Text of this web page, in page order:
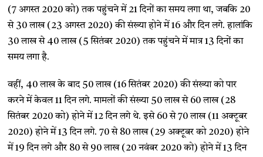
(7 अगस्त 2020 को) तक पहुंचने में 21 दिनों का समय लगा था, जबकि 20
से 30 लाख (23 अगस्त 2020) की संख्या होने में 16 और दिन लगे. हालांकि
30 लाख से 40 लाख (5 सितंबर 2020) तक पहुंचने में मात्र 13 दिनों का
समय लगा है.
वहीं, 40 लाख के बाद 50 लाख (16 सितंबर 2020) की संख्या को पार
करने में केवल 11 दिन लगे. मामलों की संख्या 50 लाख से 60 लाख (28
सितंबर 2020 को) होने में 12 दिन लगे थे. इसे 60 से 70 लाख (11 अक्टूबर
2020) होने में 13 दिन लगे. 70 से 80 लाख (29 अक्टूबर को 2020) होने
में 19 दिन लगे और 80 से 90 लाख (20 नवंबर 2020 को) होने में 13 दिन